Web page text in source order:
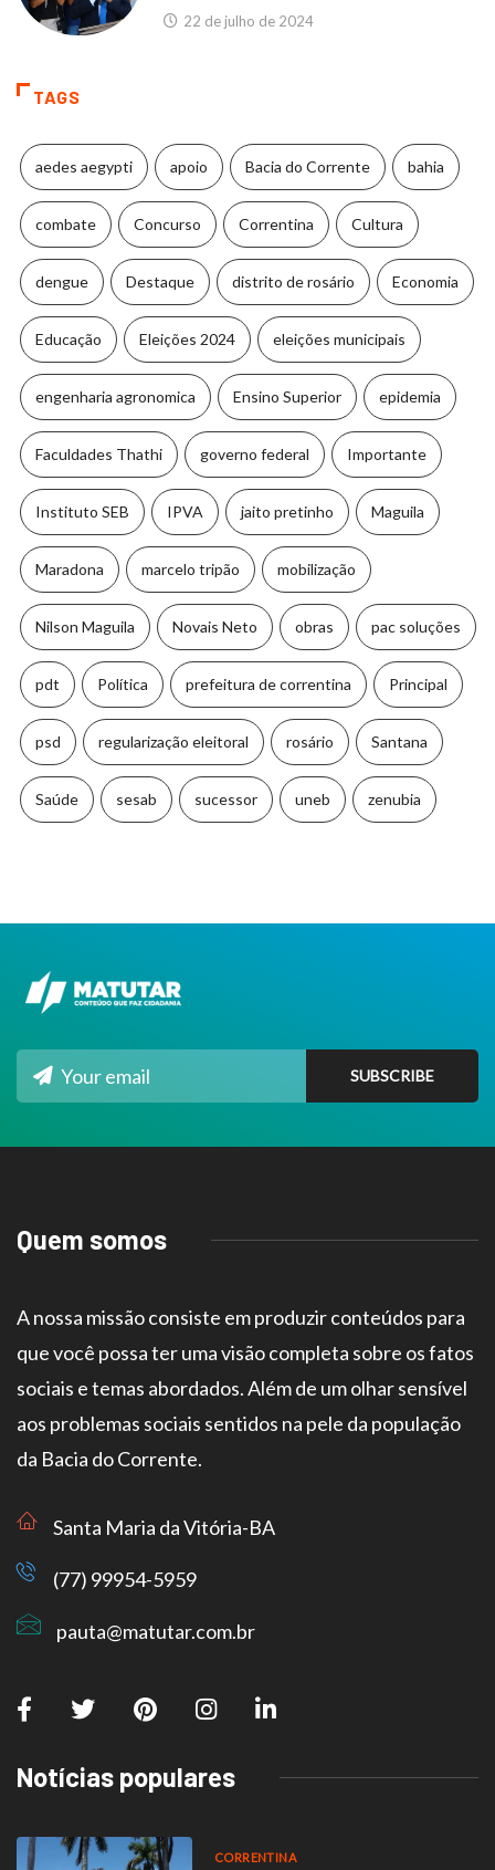
22 de julho de 2024
TAGS
aedes aegypti apoio Bacia do Corrente bahia
combate Concurso Correntina Cultura
dengue Destaque distrito de rosário Economia
Educação Eleições 2024 eleições municipais
engenharia agronomica Ensino Superior epidemia
Faculdades Thathi governo federal Importante
Instituto SEB IPVA jaito pretinho Maguila
Maradona marcelo tripão mobilização
Nilson Maguila Novais Neto obras pac soluções
pdt Política prefeitura de correntina Principal
psd regularização eleitoral rosário Santana
Saúde sesab sucessor uneb zenubia
Quem somos
A nossa missão consiste em produzir conteúdos para
que você possa ter uma visão completa sobre os fatos
sociais e temas abordados. Além de um olhar sensível
aos problemas sociais sentidos na pele da população
da Bacia do Corrente.
Santa Maria da Vitória-BA
(77) 99954-5959
pauta@matutar.com.br
Notícias populares
CORRENTINA